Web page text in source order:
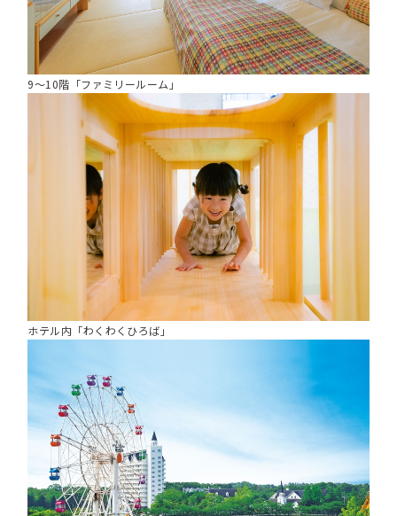
9～10階「ファミリールーム」
ホテル内「わくわくひろば」